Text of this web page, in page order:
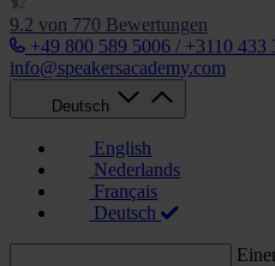
9.2 von 770 Bewertungen
+49 800 589 5006 / +3110 433
info@speakersacademy.com
Deutsch
English
Nederlands
Français
Deutsch